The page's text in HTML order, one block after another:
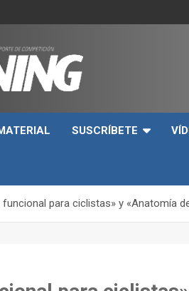
SUSCRÍBETE
funcional para ciclistas» y «Anatomía